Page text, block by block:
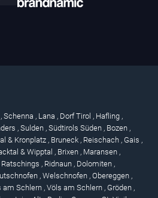
, Schenna , Lana , Dorf Tirol , Hafling ,
, Sulden , Südtirols Süden , Bozen ,
& Kronplatz , Bruneck , Reischach , Gais ,
& Wipptal , Brixen , Maransen ,
Ratschings , Ridnaun , Dolomiten ,
, Welschnofen , Obereggen ,
am Schlern , Völs am Schlern , Gröden ,